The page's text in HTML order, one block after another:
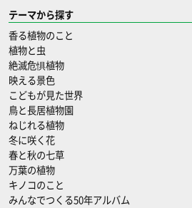
テーマから探す
香る植物のこと
植物と虫
絶滅危惧植物
映える景色
こどもが見た世界
鳥と長居植物園
ねじれる植物
冬に咲く花
春と秋の七草
万葉の植物
キノコのこと
みんなでつくる50年アルバム